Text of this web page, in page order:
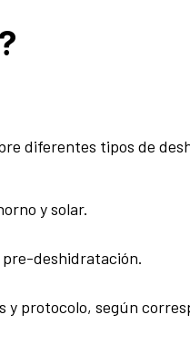
diferentes tipos de
y solar.
pre-deshidratación.
y protocolo, según